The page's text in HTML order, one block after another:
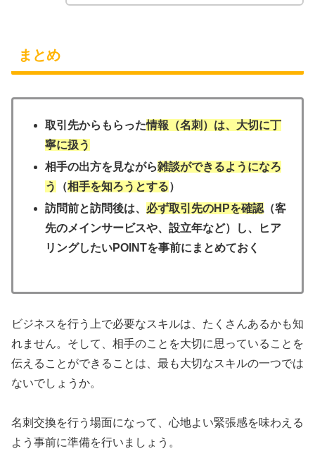
まとめ
取引先からもらった情報（名刺）は、大切に丁
寧に扱う
相手の出方を見ながら雑談ができるようになろ
う
（相手を知ろうとする）
訪問前と訪問後は、 必ず取引先のHPを確認 （客
先のメインサービスや、設立年など）し、ヒア
リングしたいPOINTを事前にまとめておく
ビジネスを行う上で必要なスキルは、たくさんあるかも知
れません。そして、相手のことを大切に思っていることを
伝えることができることは、最も大切なスキルの一つでは
ないでしょうか。
名刺交換を行う場面になって、心地よい緊張感を味わえる
よう事前に準備を行いましょう。